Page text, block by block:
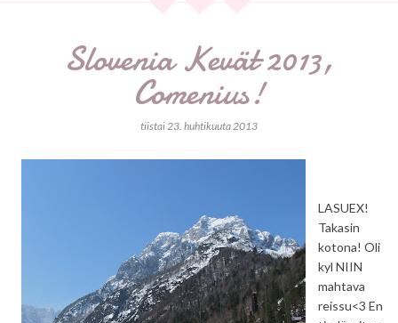
Slovenia Kevät 2013,
Comenius!
tiistai 23. huhtikuuta 2013
LASUEX!
Takasin
kotona! Oli
kyl NIIN
mahtava
reissu<3 En